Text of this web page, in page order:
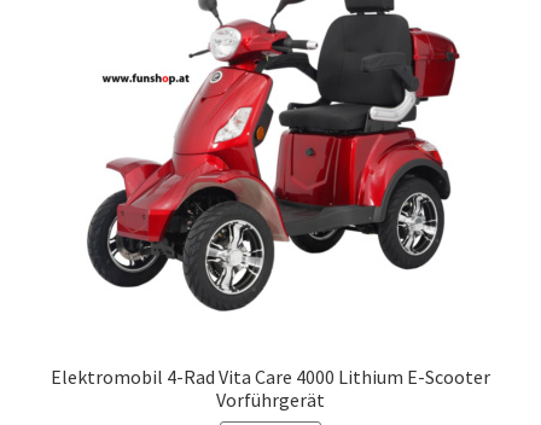
Elektromobil 4-Rad Vita Care 4000 Lithium E-Scooter
Vorführgerät